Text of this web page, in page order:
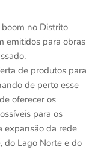
no Distrito
emitidos para obras
de produtos para
de perto esse
oferecer os
para os
expansão da rede
do Lago Norte e do